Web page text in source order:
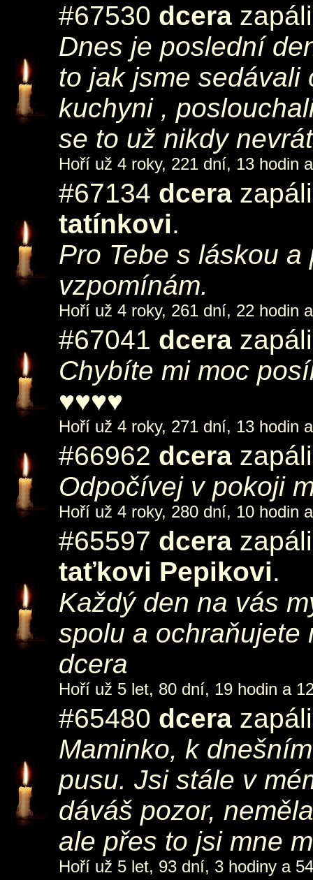
#67530 dcera
Dnes je poslední
to jak jsme sedávali
kuchyni ,
se to už nikdy
Hoří už 4 roky, 221 dní, 13 hodin
#67134 dcera
tatínkovi.
Pro Tebe s láskou
vzpomínám.
Hoří už 4 roky, 261 dní, 22 hodin
#67041 dcera
Chybíte mi moc
♥♥♥♥
Hoří už 4 roky, 271 dní, 13 hodin
#66962 dcera
Odpočívej v pokoji
Hoří už 4 roky, 280 dní, 10 hodin
#65597 dcera
taťkovi Pepikovi.
Každý den na vás
spolu a
dcera
Hoří už 5 let, 80 dní, 19 hodin a
#65480 dcera
Maminko, k
pusu. Jsi stále v
dáváš pozor,
ale přes to jsi mne
Hoří už 5 let, 93 dní, 3 hodiny a